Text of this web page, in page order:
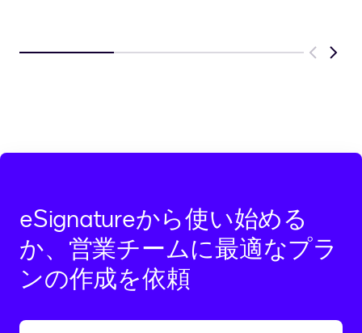
Previous
Next
eSignatureから使い始める
か、営業チームに最適なプラ
ンの作成を依頼